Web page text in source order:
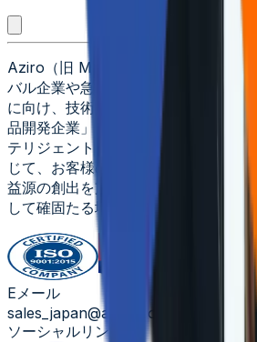
Aziro（旧 MSys Technologies、読
バル企業や急成長中のソフトウェア
に向け、技術革新による変革を推進
品開発企業」です。私たちは、シス
テリジェントな自動化、そしてAIを
じて、お客様のイノベーションを力
益源の創出を支援し、お客様がAI時
して確固たる地位を築けるよう貢献い
Eメール
sales_japan@aziro.com
ソーシャルリンク